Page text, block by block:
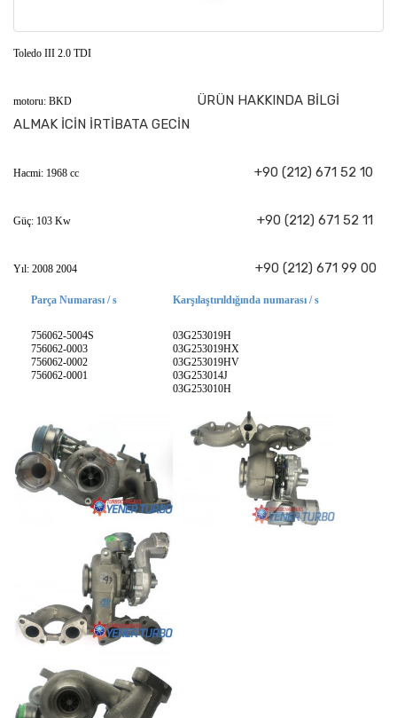
Toledo III 2.0 TDI
motoru: BKD ÜRÜN HAKKINDA BİLGİ
ALMAK İCİN İRTİBATA GECİN
Hacmi: 1968 cc +90 (212) 671 52 10
Güç: 103 Kw +90 (212) 671 52 11
Yıl: 2008 2004 +90 (212) 671 99 00
Parça Numarası / s
756062-5004S
756062-0003
756062-0002
756062-0001
Karşılaştırıldığında numarası / s
03G253019H
03G253019HX
03G253019HV
03G253014J
03G253010H